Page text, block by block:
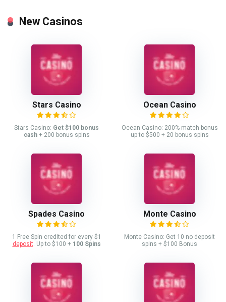
New Casinos
Stars Casino
Stars Casino: Get $100 bonus
cash+ 200 bonus spins
Ocean Casino
Ocean Casino: 200% match bonus
up to $500 + 20 bonus spins
Spades Casino
1 Free Spin credited for every $1
deposit. Up to $100 + 100 Spins
Monte Casino
Monte Casino: Get 10 no deposit
spins + $100 Bonus